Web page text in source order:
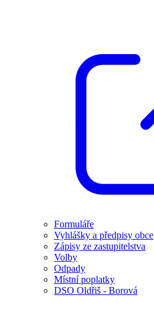
Formuláře
Vyhlášky a předpisy obce
Zápisy ze zastupitelstva
Volby
Odpady
Místní poplatky
DSO Oldřiš - Borová